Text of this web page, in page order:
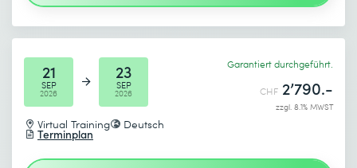
Absenden
* Pflichtfelder
21
SEP
2026
23
SEP
2026
Virtual Training Deutsch
Terminplan
Garantiert durchgeführt.
CHF 2’790.-
zzgl. 8.1% MWST